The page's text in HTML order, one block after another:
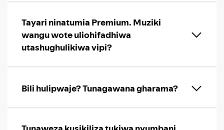
Tayari ninatumia Premium. Muziki
wangu wote uliohifadhiwa
utashughulikiwa vipi?
Bili hulipwaje? Tunagawana gharama?